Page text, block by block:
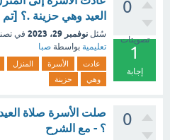
0
تصويتات
1
إجابة
العيد وهي حزينة .؟ [تم
سُئل نوفمبر 29، 2023 في
تعليمية بواسطة صبا
عادت الأسرة المنزل
وهي
حزينة
0
صلت الأسرة صلاة
؟ - مع الشرح